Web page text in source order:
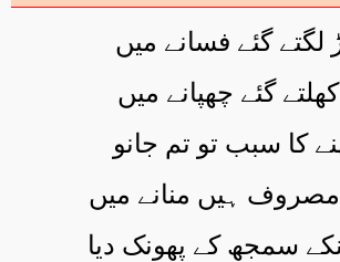
لگتے گئے فسانے میں
گئے چھپانے میں
کا سبب تو تم جانو
مصروف ہیں منانے میں
سمجھ کے پھونک دیا